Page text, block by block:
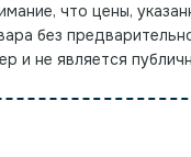
что цены,
без
и не является